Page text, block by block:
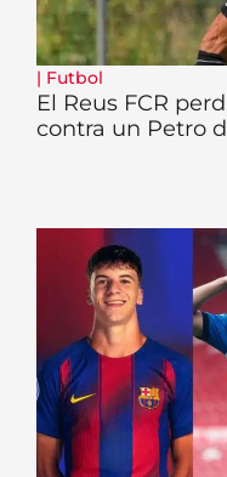
| Futbol
El Reus FCR
contra un Petro